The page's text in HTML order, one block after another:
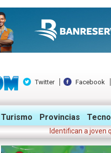
Twitter Facebook
Turismo Provincias
Identifican a joven que